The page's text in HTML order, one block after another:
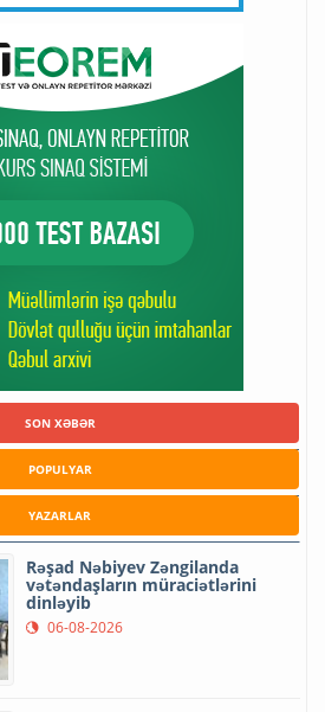
SON XƏBƏR
POPULYAR
YAZARLAR
Rəşad Nəbiyev Zəngilanda
vətəndaşların müraciətlərini
dinləyib
06-08-2026